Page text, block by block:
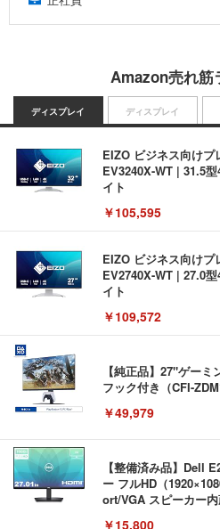
Amazon売れ筋
ディスプレイ
EIZO ビジネス向け
EV3240X-WT | 31.5
イト
￥105,595
EIZO ビジネス向け
EV2740X-WT | 27.0
イト
￥109,572
【純正品】27"ゲー
フック付き（CFI-
￥49,979
【整備済み品】Dell
ー フルHD（
ort/VGA スピーカー
￥15,800
ディスプレイ